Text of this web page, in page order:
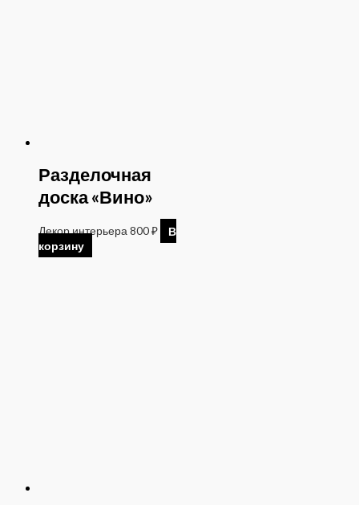
Разделочная
доска «Вино»
Декор интерьера800₽
В
корзину